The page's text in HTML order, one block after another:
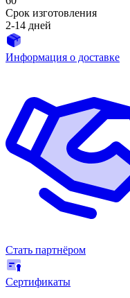
Срок изготовления
2-14 дней
Информация о доставке
Стать партнёром
Сертификаты